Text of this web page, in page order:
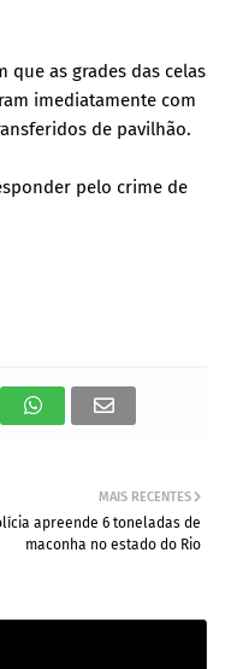
que as grades das celas
imediatamente com
de pavilhão.
pelo crime de
MAIS RECENTES
apreende 6 toneladas de
maconha no estado do Rio